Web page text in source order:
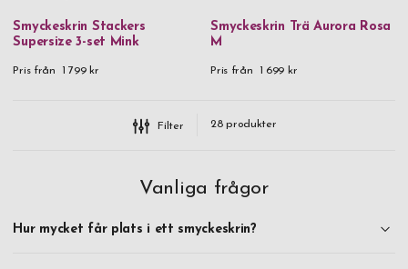
Smyckeskrin Stackers
Supersize 3-set Mink
Pris från 1 799 kr
Smyckeskrin Trä Aurora Rosa
M
Pris från 1 699 kr
Filter 28produkter
Vanliga frågor
Hur mycket får plats i ett smyckeskrin?